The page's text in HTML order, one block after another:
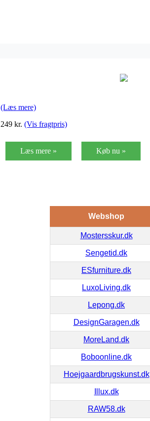
(Læs mere)
249 kr. (Vis fragtpris)
Læs mere » Køb nu »
Webshop
Mostersskur.dk
Sengetid.dk
ESfurniture.dk
LuxoLiving.dk
Lepong.dk
DesignGaragen.dk
MoreLand.dk
Boboonline.dk
Hoejgaardbrugskunst.dk
Illux.dk
RAW58.dk